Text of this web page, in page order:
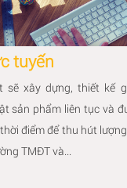
tuyến
sẽ xây dựng, thiết kế
sản phẩm liên tục và
điểm để thu hút
TMĐT và...